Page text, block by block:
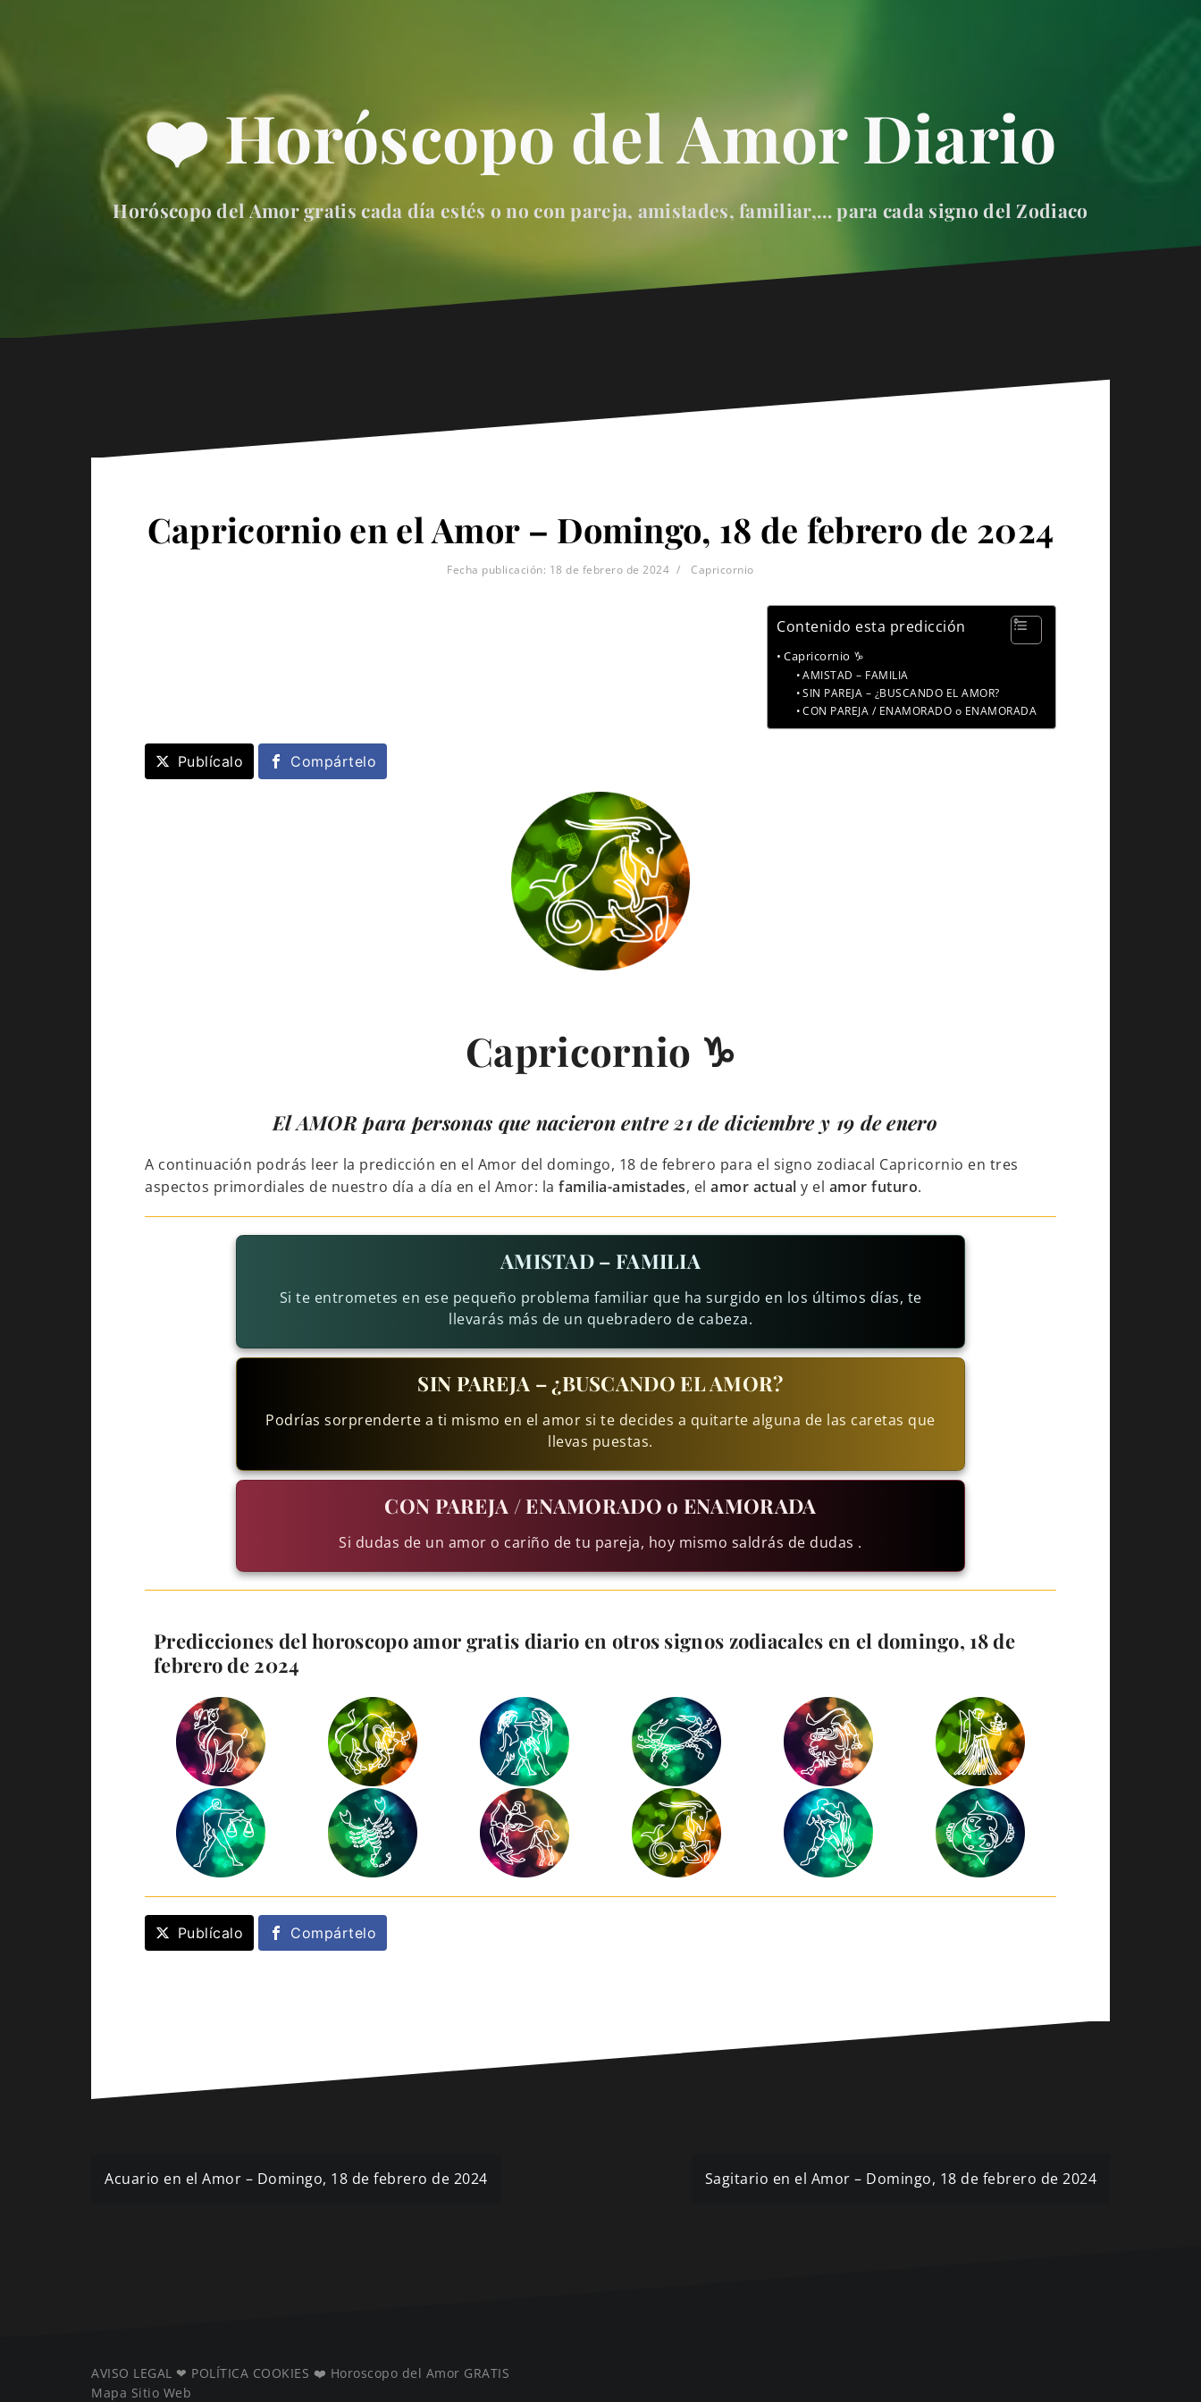
❤️ Horóscopo del Amor Diario
Horóscopo del Amor gratis cada día estés o no con pareja, amistades, familiar,… para cada signo del Zodiaco
Capricornio en el Amor – Domingo, 18 de febrero de 2024
Fecha publicación: 18 de febrero de 2024 Capricornio
Contenido esta predicción
Capricornio ♑
AMISTAD – FAMILIA
SIN PAREJA – ¿BUSCANDO EL AMOR?
CON PAREJA / ENAMORADO o ENAMORADA
Publícalo Compártelo
Capricornio ♑
ElAMOR para personas que nacieron entre 21 de diciembre y 19 de enero
A continuación podrás leer la predicción en el Amor del domingo, 18 de febrero para el signo zodiacal Capricornio en tres
aspectos primordiales de nuestro día a día en el Amor: la familia-amistades, el amor actual y el amor futuro.
AMISTAD – FAMILIA
Si te entrometes en ese pequeño problema familiar que ha surgido en los últimos días, te
llevarás más de un quebradero de cabeza.
SIN PAREJA – ¿BUSCANDO EL AMOR?
Podrías sorprenderte a ti mismo en el amor si te decides a quitarte alguna de las caretas que
llevas puestas.
CON PAREJA / ENAMORADO o ENAMORADA
Si dudas de un amor o cariño de tu pareja, hoy mismo saldrás de dudas .
Predicciones del horoscopo amor gratis diario en otros signos zodiacales en el domingo, 18 de
febrero de 2024
Publícalo Compártelo
Navegación
Acuario en el Amor – Domingo, 18 de febrero de 2024 Sagitario en el Amor – Domingo, 18 de febrero de 2024
AVISO LEGAL ❤ ️ POLÍTICA COOKIES ❤️ Horoscopo del Amor GRATIS
Mapa Sitio Web